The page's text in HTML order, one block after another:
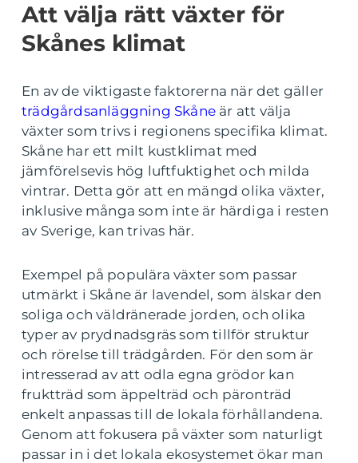
Att välja rätt växter för
Skånes klimat
En av de viktigaste faktorerna när det gäller
trädgårdsanläggning Skåne är att välja
växter som trivs i regionens specifika klimat.
Skåne har ett milt kustklimat med
jämförelsevis hög luftfuktighet och milda
vintrar. Detta gör att en mängd olika växter,
inklusive många som inte är härdiga i resten
av Sverige, kan trivas här.
Exempel på populära växter som passar
utmärkt i Skåne är lavendel, som älskar den
soliga och väldränerade jorden, och olika
typer av prydnadsgräs som tillför struktur
och rörelse till trädgården. För den som är
intresserad av att odla egna grödor kan
fruktträd som äppelträd och päronträd
enkelt anpassas till de lokala förhållandena.
Genom att fokusera på växter som naturligt
passar in i det lokala ekosystemet ökar man